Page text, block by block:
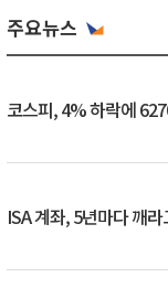
주요뉴스
코스피, 4% 하락에
ISA 계좌, 5년마다 깨